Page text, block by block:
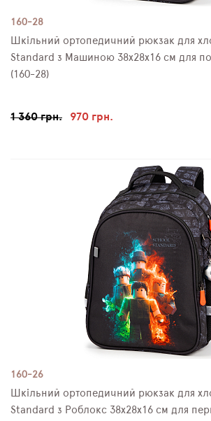
160-28
Шкільний ортопедичний рюкзак для
Standard з Машиною 38х28х16 см для
(160-28)
1 360 грн. 970 грн.
160-26
Шкільний ортопедичний рюкзак для
Standard з Роблокс 38х28х16 см для